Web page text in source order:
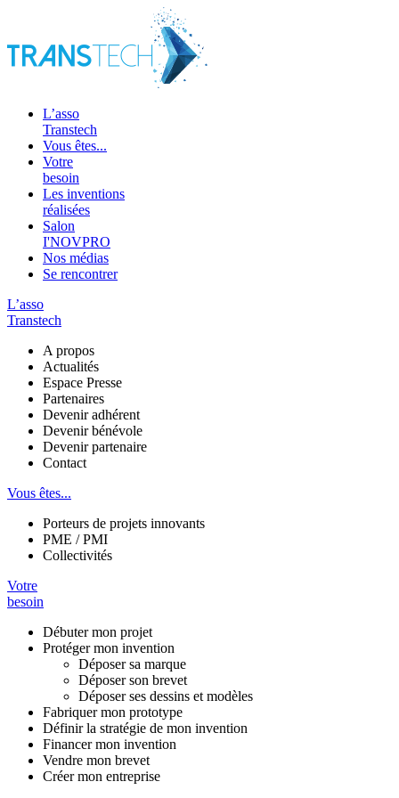
L’asso
Transtech
Vous êtes...
Votre
besoin
Les inventions
réalisées
Salon
I'NOVPRO
Nos médias
Se rencontrer
L’asso
Transtech
A propos
Actualités
Espace Presse
Partenaires
Devenir adhérent
Devenir bénévole
Devenir partenaire
Contact
Vous êtes...
Porteurs de projets innovants
PME / PMI
Collectivités
Votre
besoin
Débuter mon projet
Protéger mon invention
Déposer sa marque
Déposer son brevet
Déposer ses dessins et modèles
Fabriquer mon prototype
Définir la stratégie de mon invention
Financer mon invention
Vendre mon brevet
Créer mon entreprise